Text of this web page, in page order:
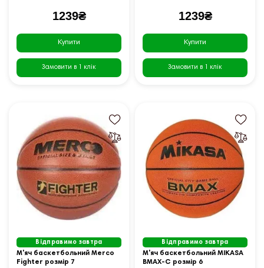
1239₴
Купити
Замовити в 1 клік
1239₴
Купити
Замовити в 1 клік
Відправимо завтра
М'яч баскетбольний Merco
Fighter розмір 7
Відправимо завтра
М'яч баскетбольний MIKASA
BMAX-C розмір 6